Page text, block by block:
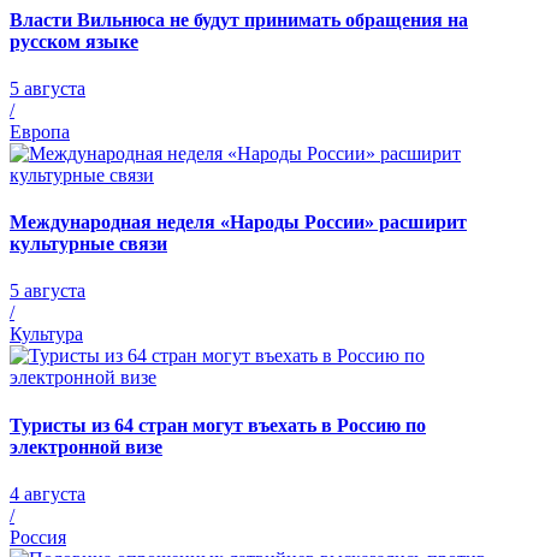
Власти Вильнюса не будут принимать обращения на
русском языке
5 августа
/
Европа
Международная неделя «Народы России» расширит
культурные связи
5 августа
/
Культура
Туристы из 64 стран могут въехать в Россию по
электронной визе
4 августа
/
Россия